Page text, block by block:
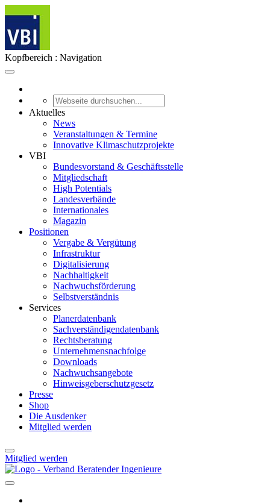
Kopfbereich : Navigation
Aktuelles
News
Veranstaltungen & Termine
Innovative Klimaschutzprojekte
VBI
Bundesvorstand & Geschäftsstelle
Mitgliedschaft
High Potentials
Landesverbände
Internationales
Magazin
Positionen
Vergabe & Vergütung
Infrastruktur
Digitalisierung
Nachhaltigkeit
Nachwuchsförderung
Selbstverständnis
Services
Planerdatenbank
Sachverständigendatenbank
Rechtsberatung
Unternehmensnachfolge
Downloads
Nachwuchsangebote
Hinweisgeberschutzgesetz
Presse
Shop
Die Ausdenker
Mitglied werden
Mitglied werden